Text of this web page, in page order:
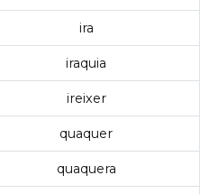
ira
iraquia
ireixer
quaquer
quaquera